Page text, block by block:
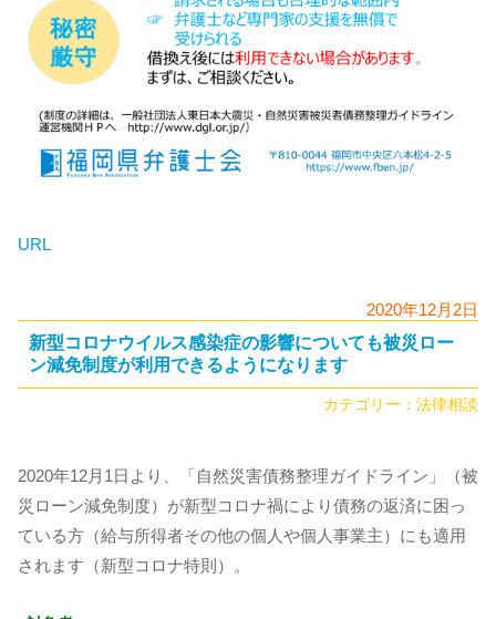
URL
2020年12月2日
新型コロナウイルス感染症の影響についても被災ロー
ン減免制度が利用できるようになります
カテゴリー： 法律相談
2020年12月1日より、「自然災害債務整理ガイドライン」（被
災ローン減免制度）が新型コロナ禍により債務の返済に困っ
ている方（給与所得者その他の個人や個人事業主）にも適用
されます（新型コロナ特則）。